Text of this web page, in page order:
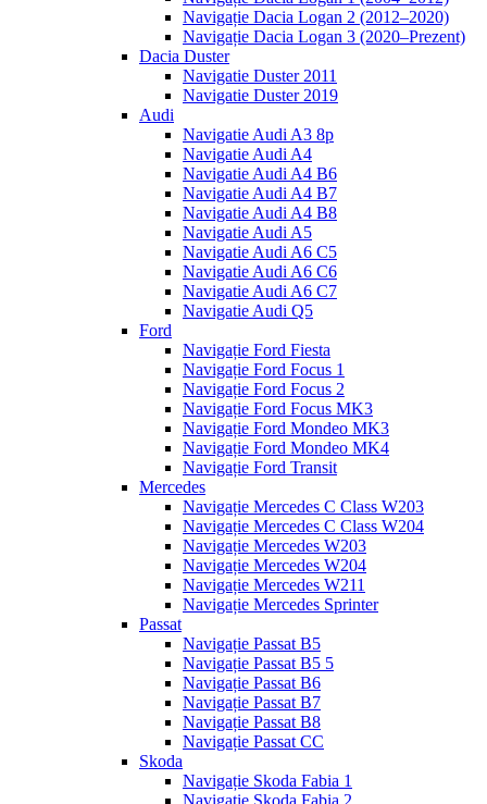
Navigație Dacia Logan 2 (2012–2020)
Navigație Dacia Logan 3 (2020–Prezent)
Dacia Duster
Navigatie Duster 2011
Navigatie Duster 2019
Audi
Navigatie Audi A3 8p
Navigatie Audi A4
Navigatie Audi A4 B6
Navigatie Audi A4 B7
Navigatie Audi A4 B8
Navigatie Audi A5
Navigatie Audi A6 C5
Navigatie Audi A6 C6
Navigatie Audi A6 C7
Navigatie Audi Q5
Ford
Navigație Ford Fiesta
Navigație Ford Focus 1
Navigație Ford Focus 2
Navigație Ford Focus MK3
Navigație Ford Mondeo MK3
Navigație Ford Mondeo MK4
Navigație Ford Transit
Mercedes
Navigație Mercedes C Class W203
Navigație Mercedes C Class W204
Navigație Mercedes W203
Navigație Mercedes W204
Navigație Mercedes W211
Navigație Mercedes Sprinter
Passat
Navigație Passat B5
Navigație Passat B5 5
Navigație Passat B6
Navigație Passat B7
Navigație Passat B8
Navigație Passat CC
Skoda
Navigație Skoda Fabia 1